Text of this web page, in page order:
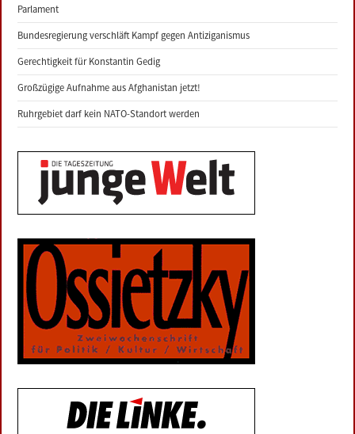
Parlament
Bundesregierung verschläft Kampf gegen Antiziganismus
Gerechtigkeit für Konstantin Gedig
Großzügige Aufnahme aus Afghanistan jetzt!
Ruhrgebiet darf kein NATO-Standort werden